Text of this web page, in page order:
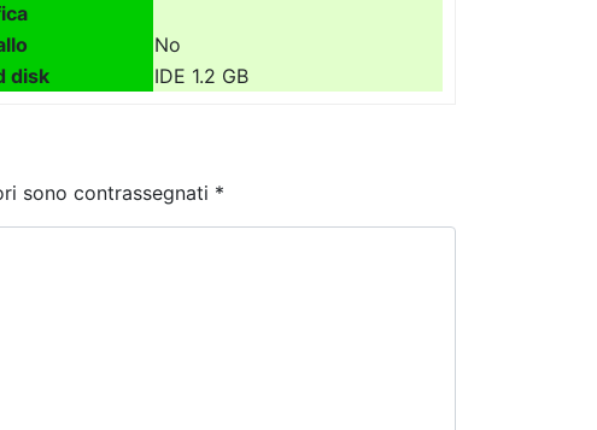
No
disk IDE 1.2 GB
sono contrassegnati *